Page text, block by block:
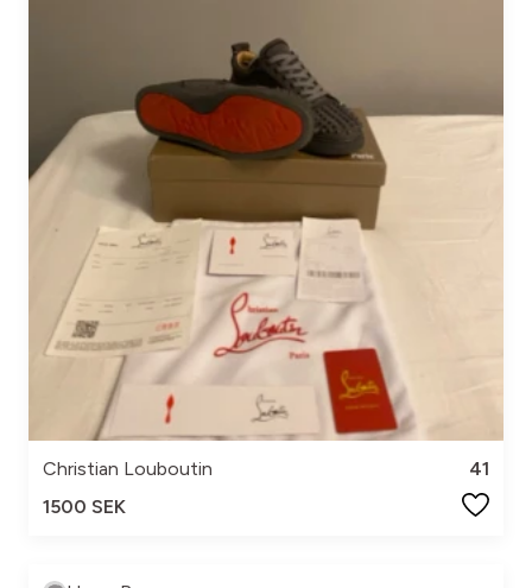
Christian Louboutin
41
1500 SEK